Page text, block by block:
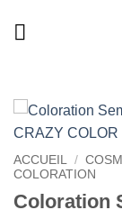
ACCUEIL /
COLORATION
Coloration